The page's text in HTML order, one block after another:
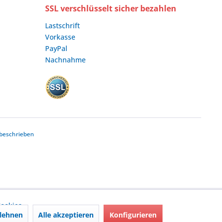
SSL verschlüsselt sicher bezahlen
Lastschrift
Vorkasse
PayPal
Nachnahme
Alle akzeptieren Konfigurieren